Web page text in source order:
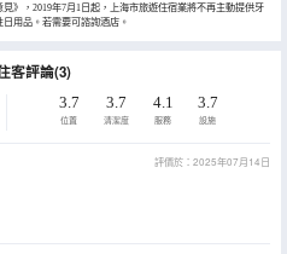
》，2019年7月1日起，上海市旅遊住宿業將不再主動提供牙
用品。若需要可諮詢酒店。
客評論(3)
3.7
位置
3.7
清潔度
4.1
服務
3.7
設施
評價於：2025年07月14日